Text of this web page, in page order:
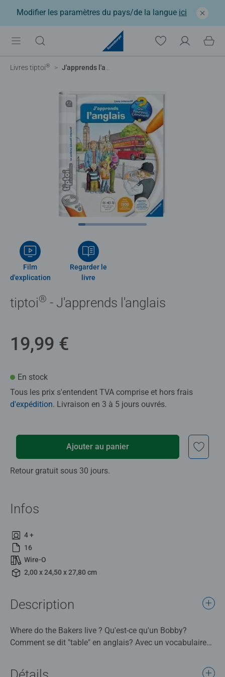
Modifier les paramètres du pays/de la langue ici
Livres tiptoi® J'apprends l'anglais
Film
d'explication
Regarder le
livre
tiptoi® - J'apprends l'anglais
19,99 €
En stock
Tous les prix s'entendent TVA comprise et hors frais
d'expédition. Livraison en 3 à 5 jours ouvrés.
Ajouter au panier
Retour gratuit sous 30 jours.
Infos
4 +
16
Wire-O
2,00 x 24,50 x 27,80 cm
Description
Where do the Bakers live ? Qu'est-ce qu'un Bobby?
Comment se dit "table" en anglais? Avec un vocabulaire
de nombreux dialogues, ce livre animé facilite